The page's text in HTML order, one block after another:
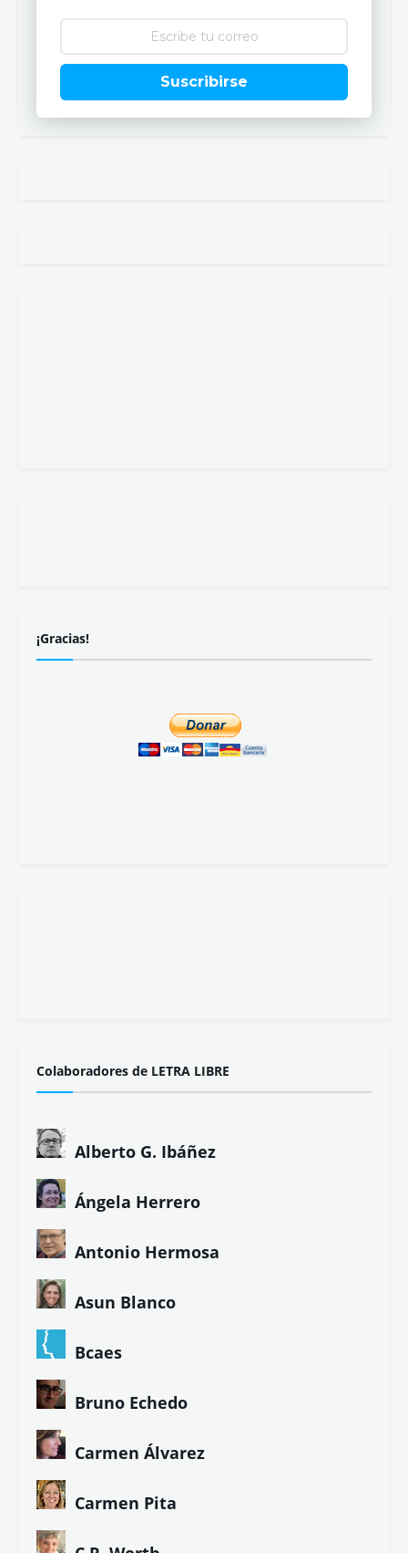
Suscribirse
¡Gracias!
Colaboradores de LETRA LIBRE
Alberto G. Ibáñez
Ángela Herrero
Antonio Hermosa
Asun Blanco
Bcaes
Bruno Echedo
Carmen Álvarez
Carmen Pita